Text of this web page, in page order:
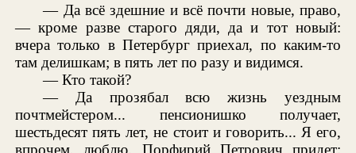
— Да всё здешние и всё почти новые, право,
— кроме разве старого дяди, да и тот новый:
вчера только в Петербург приехал, по каким-то
там делишкам; в пять лет по разу и видимся.
— Кто такой?
— Да прозябал всю жизнь уездным
почтмейстером... пенсионишко получает,
шестьдесят пять лет, не стоит и говорить... Я его,
впрочем, люблю. Порфирий Петрович придет: